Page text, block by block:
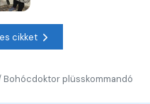
cikket
Bohócdoktor plüsskommandó